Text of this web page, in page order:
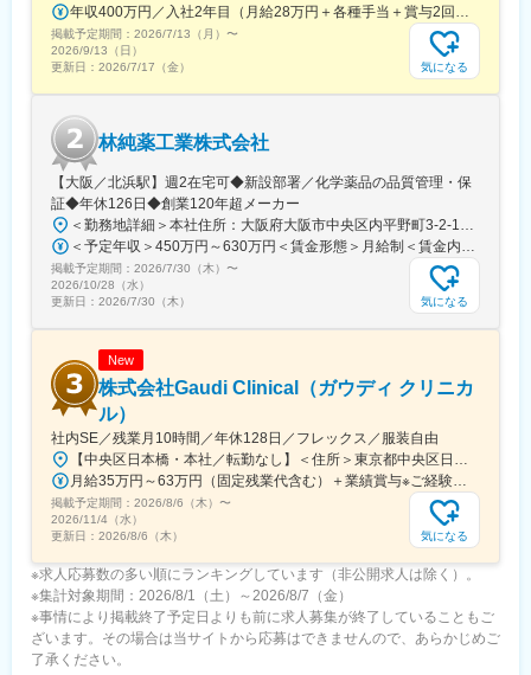
■仕事魅力：
◇R&D・BD・経営の交差点で、会社の技術判断と提携判断のプロ
セスを学べる
れられる
◇スタートアップらしいスピード感の中で、専門性と実務経験を
急速に広げられる
◇海外パートナー訪問や国際学会への出張機会など、国内外でグ
ローバルな実務経験を積める
◇石川を拠点としつつ、能力・役割に応じてフルリモートも相談
可能
変更の範囲：会社の定める業務
年収400万円／入社2年目（月給28万円＋各種手当＋賞与2回） 年収500万円／入社5年目（月給30万円＋各種手当＋賞与2回）
掲載予定期間： 2026/7/13（月） 〜
2026/9/13（日）
更新日： 2026/7/17（金） 気になる
林純薬工業株式会社
【大阪／北浜駅】週2在宅可◆新設部署／化学薬品の品質管理・保
証◆年休126日◆創業120年超メーカー
＜勤務地詳細＞本社住所：大阪府大阪市中央区内平野町3-2-12 HPCビル勤務地最寄駅：Osaka Metro堺筋線／北浜駅受動喫煙対策：屋内全面禁煙変更の範囲：会社の定める事業所
＜予定年収＞450万円～630万円＜賃金形態＞月給制＜賃金内訳＞月額（基本給）：263,000円～371,000円＜月給＞263,000円～371,000円＜昇給有無＞有＜残業手当＞有＜給与補足＞■年収補足：・賞与実績／年2回、昨年度実績5ヵ月分・最終面接にて等級を決定。管理監督者の場合は残業手当なし。賃金はあくまでも目安の金額であり、選考を通じて上下する可能性があります。月給(月額)は固定手当を含めた表記です。
掲載予定期間： 2026/7/30（木） 〜
2026/10/28（水）
更新日： 2026/7/30（木） 気になる
New
株式会社Gaudi Clinical（ガウディ クリニカ
ル）
社内SE／残業月10時間／年休128日／フレックス／服装自由
【中央区日本橋・本社／転勤なし】＜住所＞東京都中央区日本橋本町4-8-15 ネオカワイビル10F＜アクセス＞・JR「新日本橋駅」から徒歩1分、「神田駅」から徒歩8分・東京メトロ「三越前駅」から徒歩5分、「小伝馬町駅」から徒歩5分※受動喫煙対策あり（屋内全面禁煙）
月給35万円～63万円（固定残業代含む）＋業績賞与※ご経験・スキルを考慮の上決定いたします※固定残業代は、時間外労働の有無にかかわらず月35時間分を、月8万3400円～15万円支給。（35時間を超える時間外労働分は追加で支給）
掲載予定期間： 2026/8/6（木） 〜
2026/11/4（水）
更新日： 2026/8/6（木） 気になる
※求人応募数の多い順にランキングしています（非公開求人は除く）。
※集計対象期間：2026/8/1（土）～2026/8/7（金）
※事情により掲載終了予定日よりも前に求人募集が終了していることもご
ざいます。その場合は当サイトから応募はできませんので、あらかじめご
了承ください。